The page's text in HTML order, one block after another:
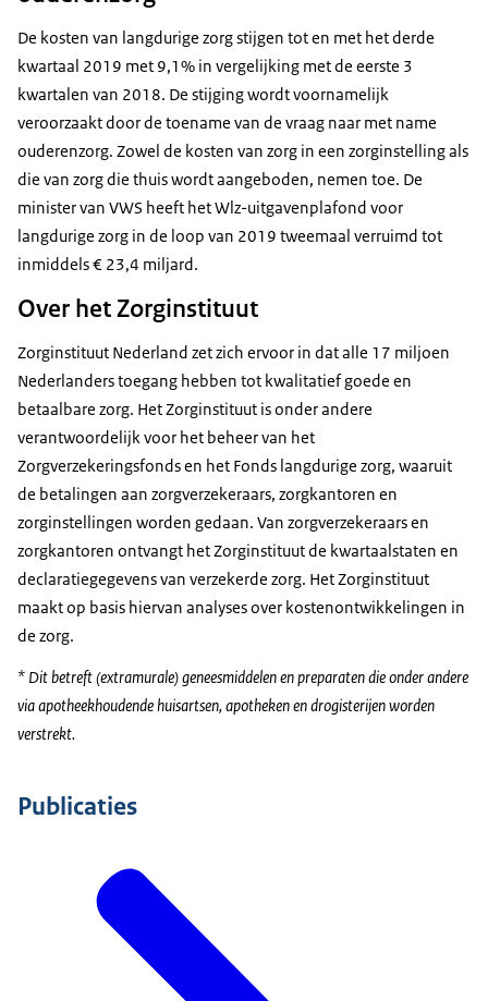
De kosten van langdurige zorg stijgen tot en met het derde
kwartaal 2019 met 9,1% in vergelijking met de eerste 3
kwartalen van 2018. De stijging wordt voornamelijk
veroorzaakt door de toename van de vraag naar met name
ouderenzorg. Zowel de kosten van zorg in een zorginstelling als
die van zorg die thuis wordt aangeboden, nemen toe. De
minister van VWS heeft het Wlz-uitgavenplafond voor
langdurige zorg in de loop van 2019 tweemaal verruimd tot
inmiddels € 23,4 miljard.
Over het Zorginstituut
Zorginstituut Nederland zet zich ervoor in dat alle 17 miljoen
Nederlanders toegang hebben tot kwalitatief goede en
betaalbare zorg. Het Zorginstituut is onder andere
verantwoordelijk voor het beheer van het
Zorgverzekeringsfonds en het Fonds langdurige zorg, waaruit
de betalingen aan zorgverzekeraars, zorgkantoren en
zorginstellingen worden gedaan. Van zorgverzekeraars en
zorgkantoren ontvangt het Zorginstituut de kwartaalstaten en
declaratiegegevens van verzekerde zorg. Het Zorginstituut
maakt op basis hiervan analyses over kostenontwikkelingen in
de zorg.
* Dit betreft (extramurale) geneesmiddelen en preparaten die onder andere
via apotheekhoudende huisartsen, apotheken en drogisterijen worden
verstrekt.
Publicaties